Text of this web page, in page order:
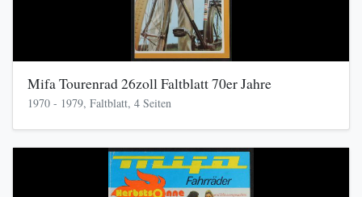
Mifa Tourenrad 26zoll Faltblatt 70er Jahre
1970 - 1979, Faltblatt, 4 Seiten